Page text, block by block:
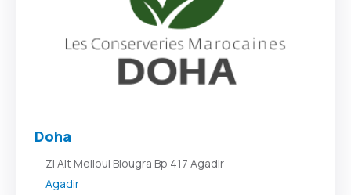
Doha
Zi Ait Melloul Biougra Bp 417 Agadir
Agadir